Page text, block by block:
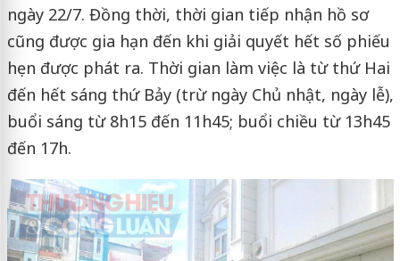
ngày 22/7. Đồng thời, thời gian tiếp nhận hồ sơ
cũng được gia hạn đến khi giải quyết hết số phiếu
hẹn được phát ra. Thời gian làm việc là từ thứ Hai
đến hết sáng thứ Bảy (trừ ngày Chủ nhật, ngày lễ),
buổi sáng từ 8h15 đến 11h45; buổi chiều từ 13h45
đến 17h.